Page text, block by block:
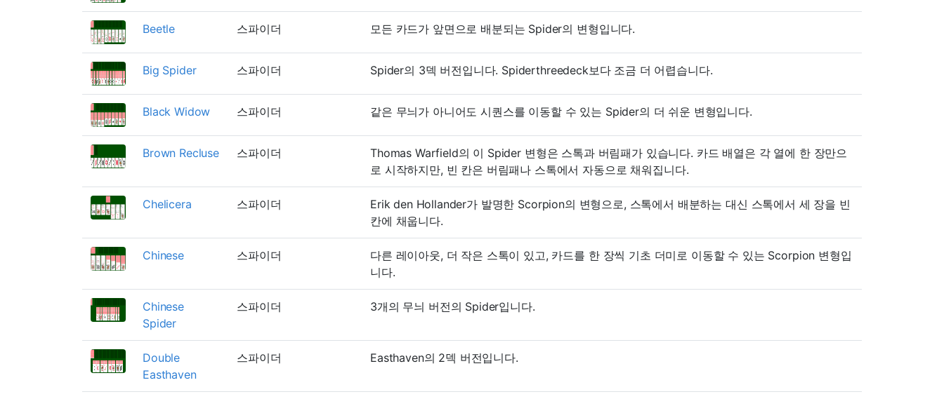
Beetle 스파이더 모든 카드가 앞면으로 배분되는 Spider의 변형입니다.
Big Spider 스파이더 Spider의 3덱 버전입니다. Spiderthreedeck보다 조금 더 어렵습니다.
Black Widow 스파이더 같은 무늬가 아니어도 시퀀스를 이동할 수 있는 Spider의 더 쉬운 변형입니다.
Brown Recluse 스파이더
Thomas Warfield의 이 Spider 변형은 스톡과 버림패가 있습니다. 카드 배열은 각 열에 한 장만으
로 시작하지만, 빈 칸은 버림패나 스톡에서 자동으로 채워집니다.
Chelicera 스파이더
Erik den Hollander가 발명한 Scorpion의 변형으로, 스톡에서 배분하는 대신 스톡에서 세 장을 빈
칸에 채웁니다.
Chinese 스파이더
다른 레이아웃, 더 작은 스톡이 있고, 카드를 한 장씩 기초 더미로 이동할 수 있는 Scorpion 변형입
니다.
Chinese
Spider
스파이더 3개의 무늬 버전의 Spider입니다.
Double
Easthaven
스파이더 Easthaven의 2덱 버전입니다.